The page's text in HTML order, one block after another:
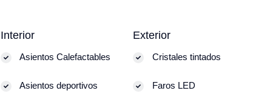
Interior
Asientos Calefactables
Asientos deportivos
Exterior
Cristales tintados
Faros LED